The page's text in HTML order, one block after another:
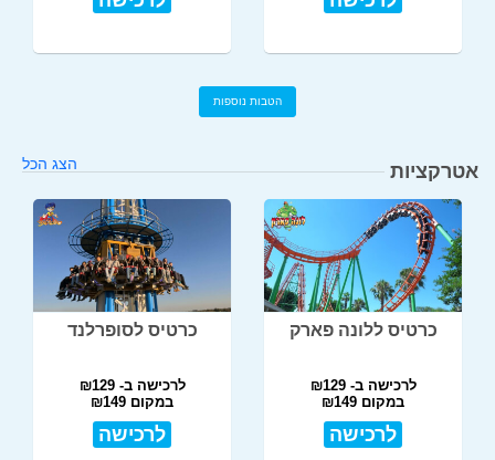
הטבות נוספות
אטרקציות הצג הכל
כרטיס ללונה פארק
לרכישה ב- ₪129
במקום ₪149
לרכישה
כרטיס לסופרלנד
לרכישה ב- ₪129
במקום ₪149
לרכישה